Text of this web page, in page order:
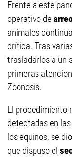
Frente a este
operativo de arreo
animales
crítica. Tras
trasladarlos a un
primeras
Zoonosis.
El procedimiento
detectadas en
los equinos, se
que dispuso el